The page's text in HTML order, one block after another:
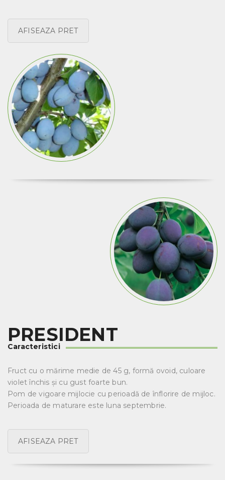
AFISEAZA PRET
PRESIDENT
Caracteristici
Fruct cu o mărime medie de 45 g, formă ovoid, culoare
violet închis și cu gust foarte bun.
Pom de vigoare mijlocie cu perioadă de înflorire de mijloc.
Perioada de maturare este luna septembrie.
AFISEAZA PRET